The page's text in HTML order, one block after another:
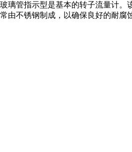
玻璃管指示型是基本的转子流量计。
常由不锈钢制成，以确保良好的耐腐